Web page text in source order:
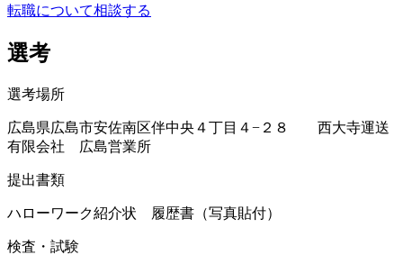
転職について相談する
選考
選考場所
広島県広島市安佐南区伴中央４丁目４−２８ 西大寺運送
有限会社 広島営業所
提出書類
ハローワーク紹介状 履歴書（写真貼付）
検査・試験